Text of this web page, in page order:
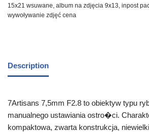
15x21 wsuwane album na zdjęcia 9x13 inpost
wywoływanie zdjęć cena
Description
7Artisans 7,5mm F2.8 to obiektyw typu
manualnego ustawiania ostro�ci.
kompaktowa, zwarta konstrukcja,